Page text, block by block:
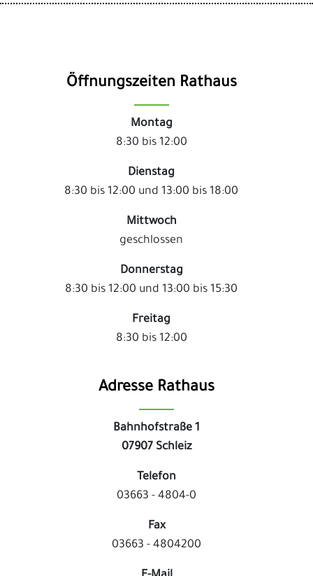
Öffnungszeiten Rathaus
Montag
8:30 bis 12:00
Dienstag
8:30 bis 12:00 und 13:00 bis 18:00
Mittwoch
geschlossen
Donnerstag
8:30 bis 12:00 und 13:00 bis 15:30
Freitag
8:30 bis 12:00
Adresse Rathaus
Bahnhofstraße 1
07907 Schleiz
Telefon
03663 - 4804-0
Fax
03663 - 4804200